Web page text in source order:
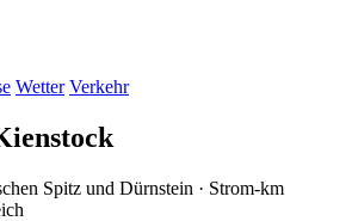
Wetter Verkehr
Spitz und Dürnstein · Strom-km